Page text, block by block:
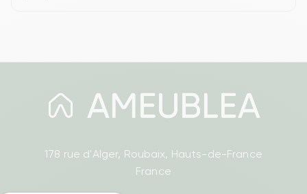
178 rue d'Alger, Roubaix, Hauts-de-France
France